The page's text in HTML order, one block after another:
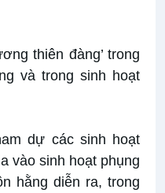
thiên đàng’ trong
và trong sinh hoạt
dự các sinh hoạt
vào sinh hoạt phụng
hằng diễn ra, trong